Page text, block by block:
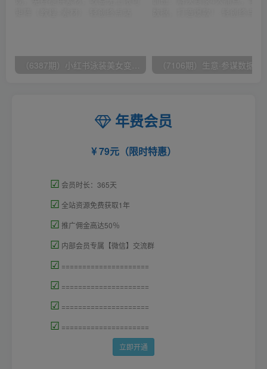
（6387期）小红书泳装美女变现，免费提供素材，收益无上限可矩阵（教程+素材）
年费会员
79元（限时特惠）
☑ 会员时长：365天
☑ 全站资源免费获取1年
☑ 推广佣金高达50％
☑ 内部会员专属【微信】交流群
☑ =====================
☑ =====================
☑ =====================
☑ =====================
立即开通